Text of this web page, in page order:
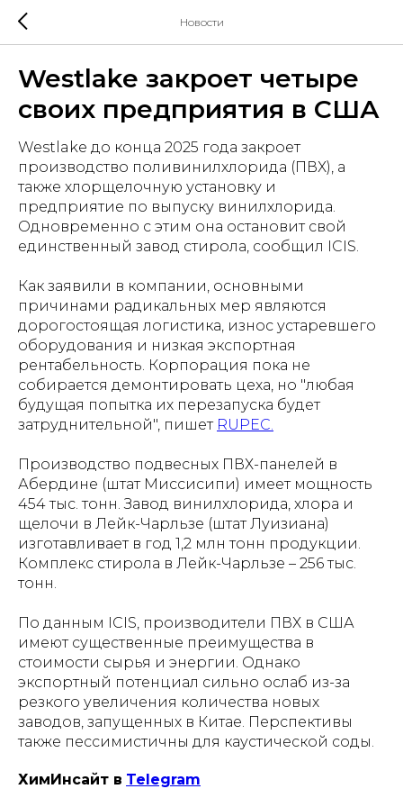
Новости
Westlake закроет четыре
своих предприятия в США
Westlake до конца 2025 года закроет
производство поливинилхлорида (ПВХ), а
также хлорщелочную установку и
предприятие по выпуску винилхлорида.
Одновременно с этим она остановит свой
единственный завод стирола, сообщил ICIS.
Как заявили в компании, основными
причинами радикальных мер являются
дорогостоящая логистика, износ устаревшего
оборудования и низкая экспортная
рентабельность. Корпорация пока не
собирается демонтировать цеха, но "любая
будущая попытка их перезапуска будет
затруднительной", пишет RUPEC.
Производство подвесных ПВХ-панелей в
Абердине (штат Миссисипи) имеет мощность
454 тыс. тонн. Завод винилхлорида, хлора и
щелочи в Лейк-Чарльзе (штат Луизиана)
изготавливает в год 1,2 млн тонн продукции.
Комплекс стирола в Лейк-Чарльзе – 256 тыс.
тонн.
По данным ICIS, производители ПВХ в США
имеют существенные преимущества в
стоимости сырья и энергии. Однако
экспортный потенциал сильно ослаб из-за
резкого увеличения количества новых
заводов, запущенных в Китае. Перспективы
также пессимистичны для каустической соды.
ХимИнсайт в Telegram